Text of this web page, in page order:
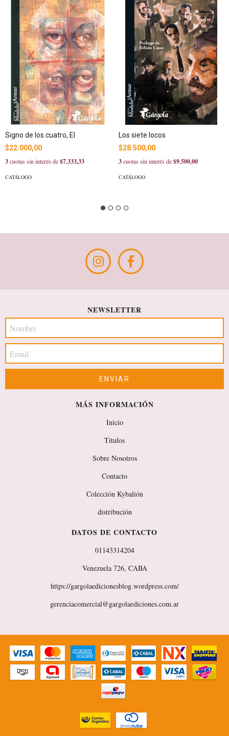
Signo de los cuatro, El
$22.000,00
3cuotas sin interés de$7.333,33
CATÁLOGO
Los siete locos
$28.500,00
3cuotas sin interés de$9.500,00
CATÁLOGO
NEWSLETTER
MÁS INFORMACIÓN
Inicio
Títulos
Sobre Nosotros
Contacto
Colección Kybalión
distribución
DATOS DE CONTACTO
01143314204
Venezuela 726, CABA
https://gargolaedicionesblog.wordpress.com/
gerenciacomercial@gargolaediciones.com.ar